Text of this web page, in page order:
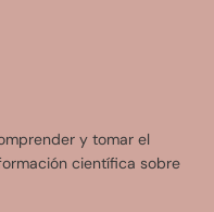
y tomar el
científica sobre